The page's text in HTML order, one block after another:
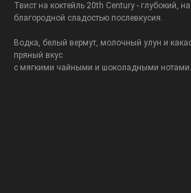
Твист на коктейль 20th Century - глубокий,
благородной сладостью послевкусия.
Водка, белый вермут, молочный улун и
пряный вкус
с мягкими чайными и шоколадными нотами.